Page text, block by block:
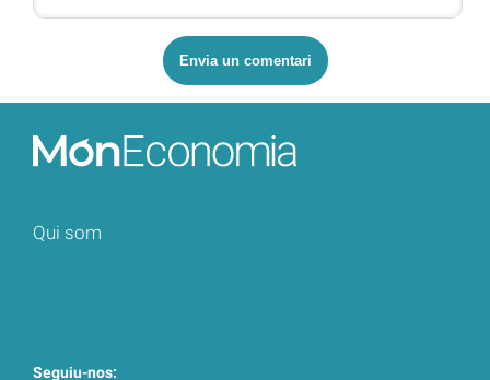
Qui som
Seguiu-nos: